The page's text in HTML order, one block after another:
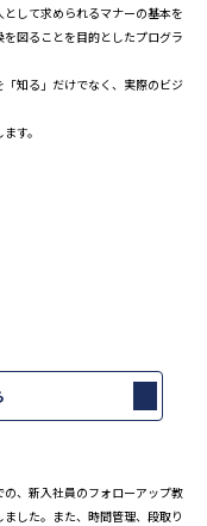
して求められるマナーの基本を
図ることを目的としたプログラ
知る」だけでなく、実際のビジ
す。
、新入社員のフォローアップ教
した。また、時間管理、段取り